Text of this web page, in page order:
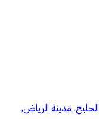
مدينة الرياض,